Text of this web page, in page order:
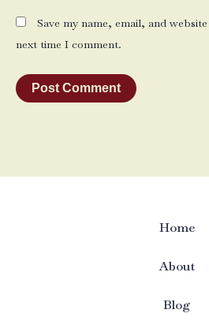
Save my name, email, and
next time I comment.
Home
About
Blog